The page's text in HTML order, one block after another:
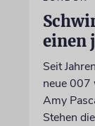
einen
Seit
neue 007
Amy
Stehen